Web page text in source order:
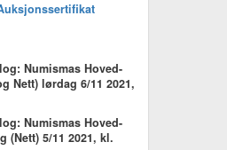
Numismas Hoved-
Nett) lørdag 6/11 2021,
Numismas Hoved-
(Nett) 5/11 2021, kl.